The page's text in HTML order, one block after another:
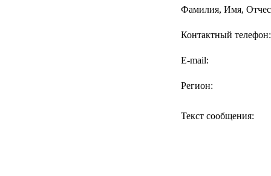
Фамилия, Имя,
Контактный телефон:
E-mail:
Регион:
Текст сообщения: